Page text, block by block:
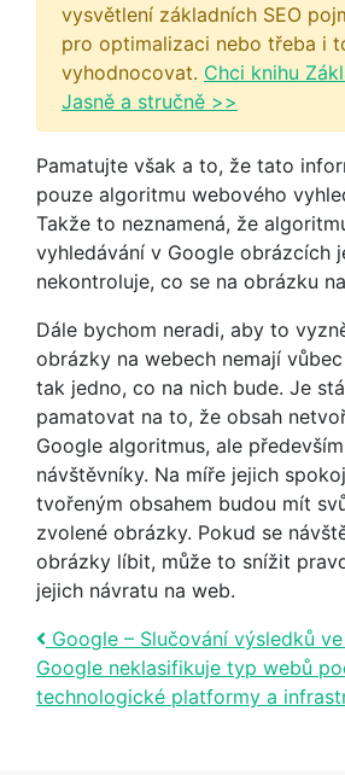
vysvětlení základních SEO
pro optimalizaci nebo třeba i
vyhodnocovat. Chci knihu
Jasně a stručně >>
Pamatujte však a to, že tato
pouze algoritmu webového
Takže to neznamená, že
vyhledávání v Google obrázcích
nekontroluje, co se na obrázku
Dále bychom neradi, aby to
obrázky na webech nemají
tak jedno, co na nich bude. Je
pamatovat na to, že obsah
Google algoritmus, ale
návštěvníky. Na míře jejich
tvořeným obsahem budou mít
zvolené obrázky. Pokud se
obrázky líbit, může to snížit
jejich návratu na web.
Post navigation
Google – Slučování výsledků
Google neklasifikuje typ webů
technologické platformy a